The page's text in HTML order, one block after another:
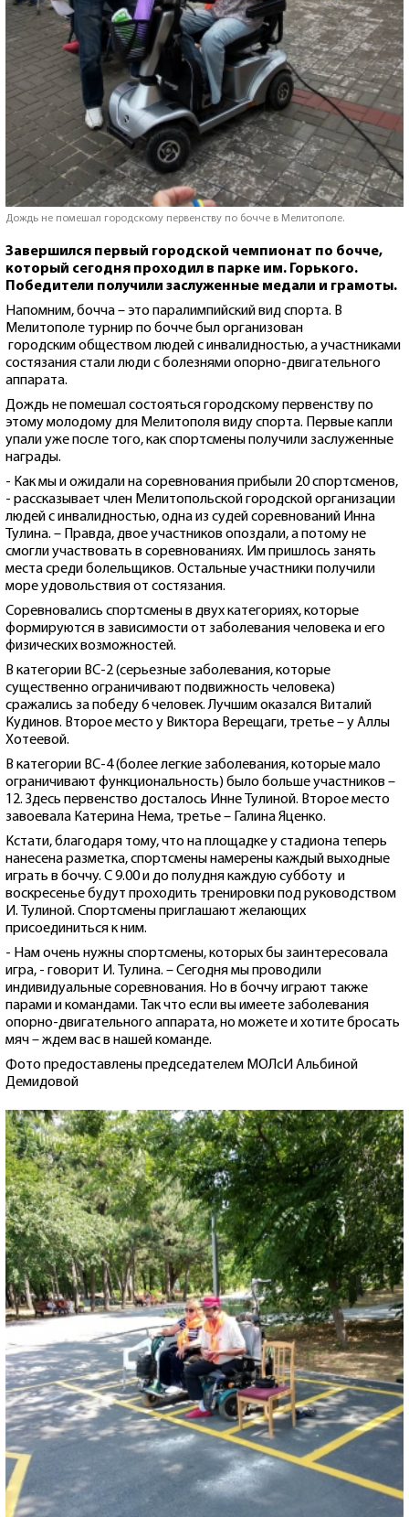
Дождь не помешал городскому первенству по бочче в Мелитополе.
Завершился первый городской чемпионат по бочче,
который сегодня проходил в парке им. Горького.
Победители получили заслуженные медали и грамоты.
Напомним, бочча – это паралимпийский вид спорта. В
Мелитополе турнир по бочче был организован
городским обществом людей с инвалидностью, а участниками
состязания стали люди с болезнями опорно-двигательного
аппарата.
Дождь не помешал состояться городскому первенству по
этому молодому для Мелитополя виду спорта. Первые капли
упали уже после того, как спортсмены получили заслуженные
награды.
- Как мы и ожидали на соревнования прибыли 20 спортсменов,
- рассказывает член Мелитопольской городской организации
людей с инвалидностью, одна из судей соревнований Инна
Тулина. – Правда, двое участников опоздали, а потому не
смогли участвовать в соревнованиях. Им пришлось занять
места среди болельщиков. Остальные участники получили
море удовольствия от состязания.
Соревновались спортсмены в двух категориях, которые
формируются в зависимости от заболевания человека и его
физических возможностей.
В категории ВС-2 (серьезные заболевания, которые
существенно ограничивают подвижность человека)
сражались за победу 6 человек. Лучшим оказался Виталий
Кудинов. Второе место у Виктора Верещаги, третье – у Аллы
Хотеевой.
В категории ВС-4 (более легкие заболевания, которые мало
ограничивают функциональность) было больше участников –
12. Здесь первенство досталось Инне Тулиной. Второе место
завоевала Катерина Нема, третье – Галина Яценко.
Кстати, благодаря тому, что на площадке у стадиона теперь
нанесена разметка, спортсмены намерены каждый выходные
играть в боччу. С 9.00 и до полудня каждую субботу и
воскресенье будут проходить тренировки под руководством
И. Тулиной. Спортсмены приглашают желающих
присоединиться к ним.
- Нам очень нужны спортсмены, которых бы заинтересовала
игра, - говорит И. Тулина. – Сегодня мы проводили
индивидуальные соревнования. Но в боччу играют также
парами и командами. Так что если вы имеете заболевания
опорно-двигательного аппарата, но можете и хотите бросать
мяч – ждем вас в нашей команде.
Фото предоставлены председателем МОЛсИ Альбиной
Демидовой